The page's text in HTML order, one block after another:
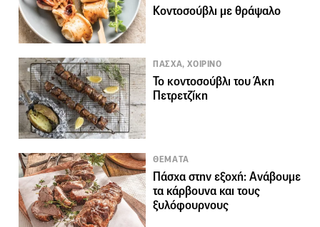
Κοντοσούβλι με θράψαλο
ΠΑΣΧΑ, ΧΟΙΡΙΝΟ
To κοντοσούβλι του Άκη
Πετρετζίκη
ΘΕΜΑΤΑ
Πάσχα στην εξοχή: Ανάβουμε
τα κάρβουνα και τους
ξυλόφουρνους